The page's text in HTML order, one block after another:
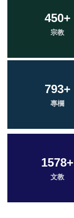
450+
宗教
793+
專欄
1578+
文教